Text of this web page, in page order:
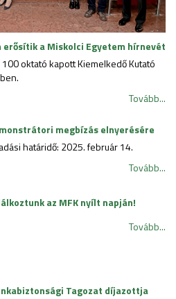
a Miskolci Egyetem hírnevét
oktató kapott Kiemelkedő Kutató
Tovább...
megbízás elnyerésére
határidő: 2025. február 14.
Tovább...
az MFK nyílt napján!
Tovább...
Tagozat díjazottja